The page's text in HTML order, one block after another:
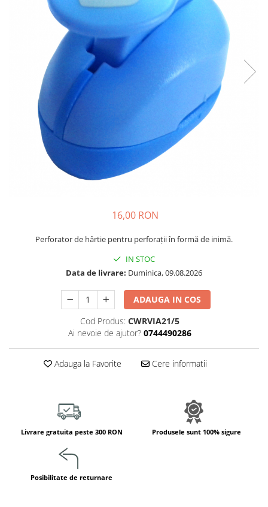
Biciclete si Triciclete
Biciclete VIKING
Biciclete Viking Challange
Biciclete Viking Explorer
Triciclete
Camere Senzoriale
Amenajări camere senzoriale
Oferte pentru Camere Senzoriale
Cuburi și cărămizi
Jucarii de constructii
Dezvoltare cognitiva
Jocuri matematice
Jucarii de echilibru
Mingi terapeutice
Module din burete
Motricitate grosiera
16,00 RON
Perforator de hârtie pentru perforații în formă de inimă.
IN STOC
Data de livrare: Duminica, 09.08.2026
ADAUGA IN COS
Cod Produs: CWRVIA21/5
Ai nevoie de ajutor? 0744490286
Adauga la Favorite Cere informatii
Livrare gratuita peste 300 RON Produsele sunt 100% sigure
Posibilitate de returnare